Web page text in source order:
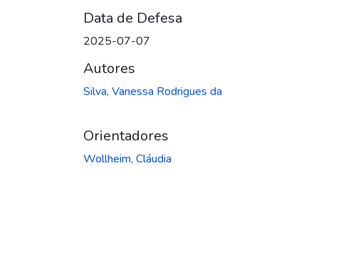
Data de Defesa
2025-07-07
Autores
Silva, Vanessa Rodrigues da
Orientadores
Wollheim, Cláudia